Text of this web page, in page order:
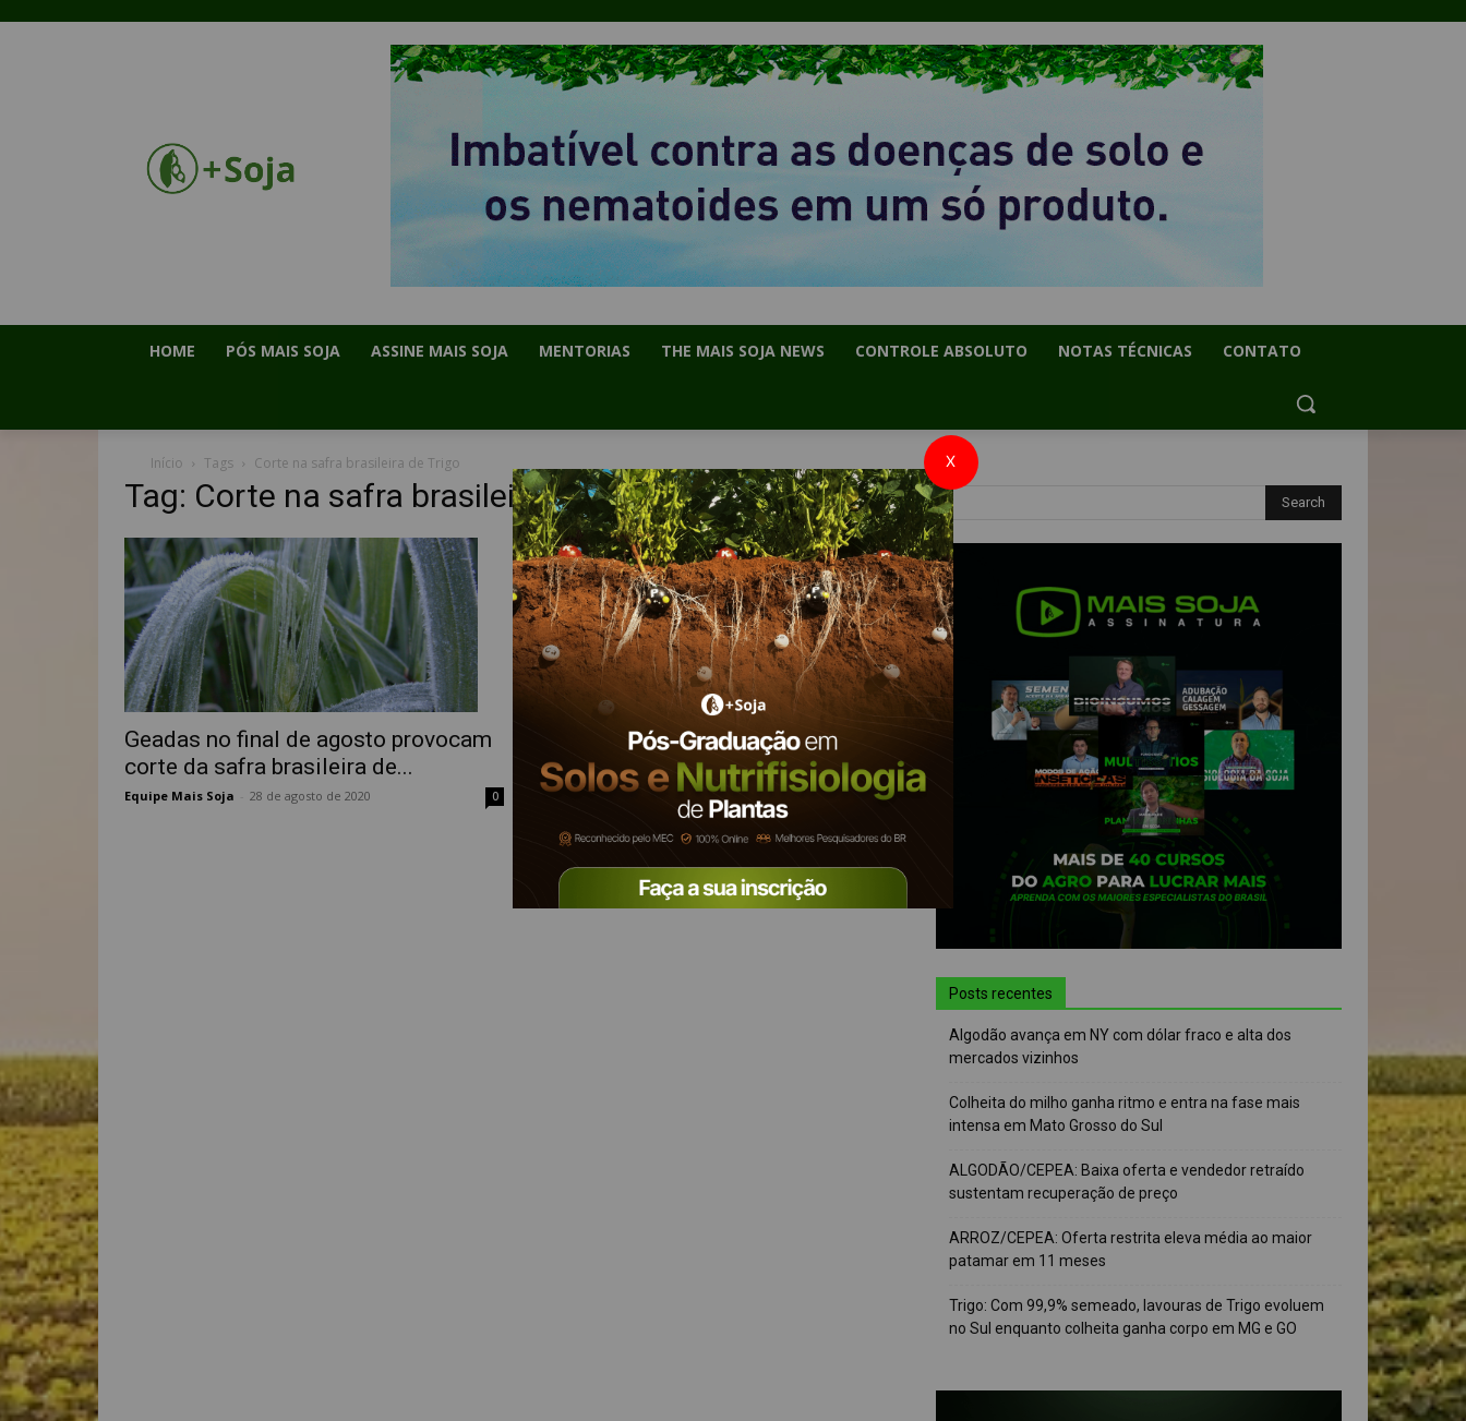
HOME PÓS MAIS SOJA ASSINE MAIS SOJA MENTORIAS THE MAIS SOJA NEWS CONTROLE ABSOLUTO NOTAS TÉCNICAS CONTATO
Início Tags Corte na safra brasileira de Trigo
Tag: Corte na safra brasileira de Trigo
Geadas no final de agosto provocam
corte da safra brasileira de...
Equipe Mais Soja 28 de agosto de 2020 0
Posts recentes
Algodão avança em NY com dólar fraco e alta dos
mercados vizinhos
Colheita do milho ganha ritmo e entra na fase mais
intensa em Mato Grosso do Sul
ALGODÃO/CEPEA: Baixa oferta e vendedor retraído
sustentam recuperação de preço
ARROZ/CEPEA: Oferta restrita eleva média ao maior
patamar em 11 meses
Trigo: Com 99,9% semeado, lavouras de Trigo evoluem
no Sul enquanto colheita ganha corpo em MG e GO
X